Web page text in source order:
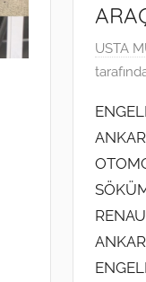
1
9
c
a
k
2
0
2
2
USTA